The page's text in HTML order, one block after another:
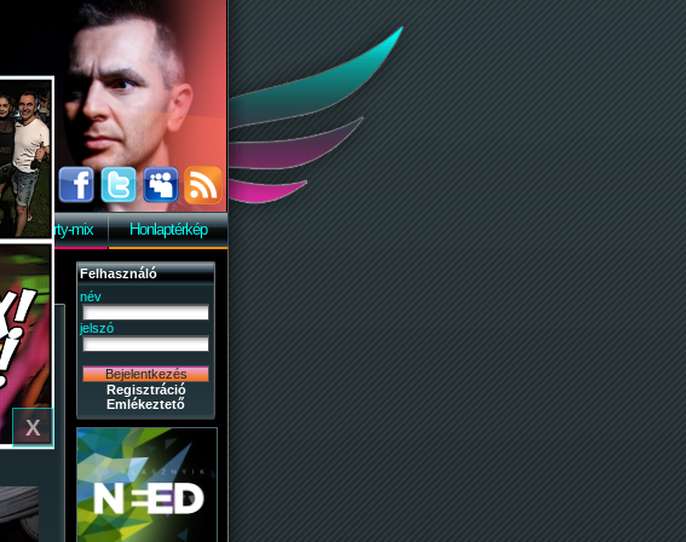
X
Party-mix Honlaptérkép
Felhasználó
név
jelszó
Regisztráció
Emlékeztető